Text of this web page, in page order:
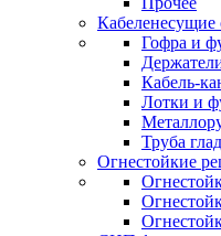
Кабеленесущие
Гофра и
Кабель-
Лотки и
Труба
Огнестойкие